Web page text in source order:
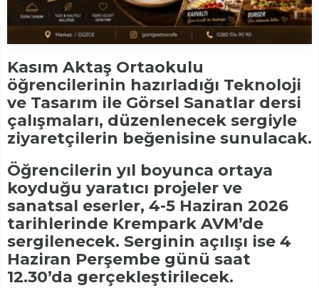
Kasım Aktaş Ortaokulu
öğrencilerinin hazırladığı Teknoloji
ve Tasarım ile Görsel Sanatlar dersi
çalışmaları, düzenlenecek sergiyle
ziyaretçilerin beğenisine sunulacak.
Öğrencilerin yıl boyunca ortaya
koyduğu yaratıcı projeler ve
sanatsal eserler, 4-5 Haziran 2026
tarihlerinde Krempark AVM’de
sergilenecek. Serginin açılışı ise 4
Haziran Perşembe günü saat
12.30’da gerçekleştirilecek.